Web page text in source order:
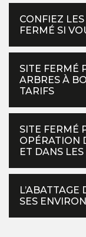
CONFIEZ
FERMÉ SI
SITE FERMÉ
ARBRES À
TARIFS
SITE FERMÉ
OPÉRATION
ET DANS
L’ABATTAGE
SES